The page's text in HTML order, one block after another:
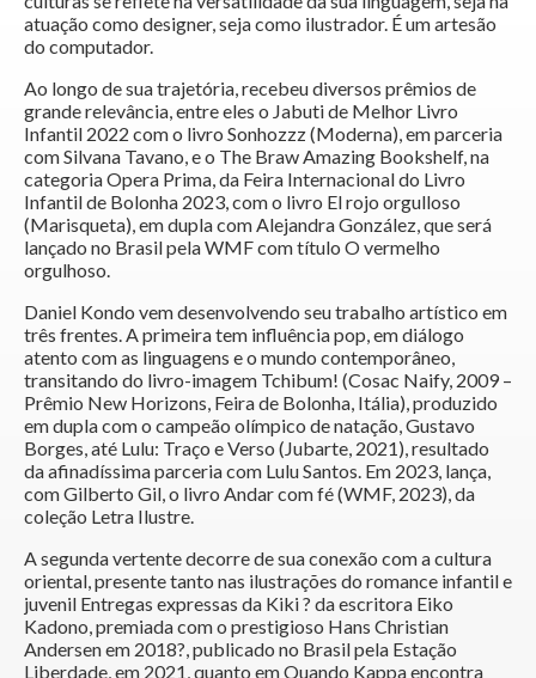
atuação como designer, seja como ilustrador. É um artesão
do computador.
Ao longo de sua trajetória, recebeu diversos prêmios de
grande relevância, entre eles o Jabuti de Melhor Livro
Infantil 2022 com o livro Sonhozzz (Moderna), em parceria
com Silvana Tavano, e o The Braw Amazing Bookshelf, na
categoria Opera Prima, da Feira Internacional do Livro
Infantil de Bolonha 2023, com o livro El rojo orgulloso
(Marisqueta), em dupla com Alejandra González, que será
lançado no Brasil pela WMF com título O vermelho
orgulhoso.
Daniel Kondo vem desenvolvendo seu trabalho artístico em
três frentes. A primeira tem influência pop, em diálogo
atento com as linguagens e o mundo contemporâneo,
transitando do livro-imagem Tchibum! (Cosac Naify, 2009 –
Prêmio New Horizons, Feira de Bolonha, Itália), produzido
em dupla com o campeão olímpico de natação, Gustavo
Borges, até Lulu: Traço e Verso (Jubarte, 2021), resultado
da afinadíssima parceria com Lulu Santos. Em 2023, lança,
com Gilberto Gil, o livro Andar com fé (WMF, 2023), da
coleção Letra Ilustre.
A segunda vertente decorre de sua conexão com a cultura
oriental, presente tanto nas ilustrações do romance infantil e
juvenil Entregas expressas da Kiki ? da escritora Eiko
Kadono, premiada com o prestigioso Hans Christian
Andersen em 2018?, publicado no Brasil pela Estação
Liberdade, em 2021, quanto em Quando Kappa encontra